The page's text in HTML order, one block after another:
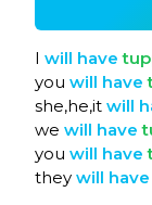
I will have
you will have
she,he,it will
we will have
you will have
they will